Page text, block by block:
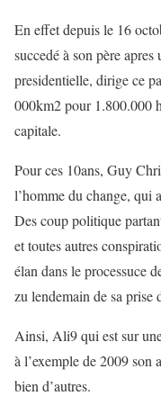
En effet depuis le 16
succedé à son père
presidentielle, dirige ce
000km2 pour 1.800.000
capitale.
Pour ces 10ans, Guy
l’homme du change, qui
Des coup politique
et toutes autres
élan dans le processuce
zu lendemain de sa prise
Ainsi, Ali9 qui est sur
à l’exemple de 2009 son
bien d’autres.